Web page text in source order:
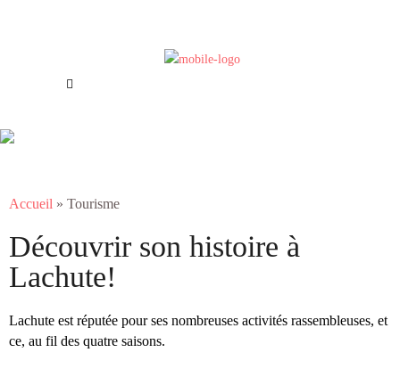
Offres d’emploi
Accueil » Tourisme
Découvrir son histoire à
Lachute!
Lachute est réputée pour ses nombreuses activités rassembleuses, et
ce, au fil des quatre saisons.